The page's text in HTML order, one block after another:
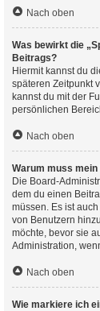
Nach oben
Was bewirkt die
Beitrags?
Hiermit kannst du
späteren Zeitpunkt
kannst du mit der
persönlichen
Nach oben
Warum muss
Die Board-
dem du einen
müssen. Es ist
von Benutzern
möchte, bevor sie
Administration,
Nach oben
Wie markiere ich